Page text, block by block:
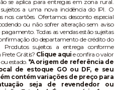
se aplica para entregas em zona rural.
a uma nova incidência do IPI. O
cartões. Ofertamos desconto especial
ou não sofrer alteração sem aviso
Todas as vendas estão sujeitas
do departamento de crédito do
Produtos sujeitos a entrega conforme
Frete Grátis? Clique aqui e confira o valor
estado. *A origem de referência de
de estoque GO ou DF, e seu
contém variações de preço para
seja de revendedor ou